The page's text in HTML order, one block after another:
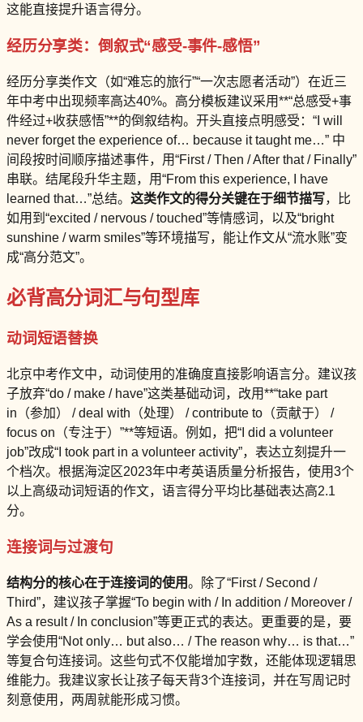
这能直接提升语言得分。
经历分享类：倒叙式“感受-事件-感悟”
经历分享类作文（如“难忘的旅行”“一次志愿者活动”）在近三
年中考中出现频率高达40%。高分模板建议采用**“总感受+事
件经过+收获感悟”**的倒叙结构。开头直接点明感受：“I will
never forget the experience of… because it taught me…” 中
间段按时间顺序描述事件，用“First / Then / After that / Finally”
串联。结尾段升华主题，用“From this experience, I have
learned that…”总结。 这类作文的得分关键在于细节描写，比
如用到“excited / nervous / touched”等情感词，以及“bright
sunshine / warm smiles”等环境描写，能让作文从“流水账”变
成“高分范文”。
必背高分词汇与句型库
动词短语替换
北京中考作文中，动词使用的准确度直接影响语言分。建议孩
子放弃“do / make / have”这类基础动词，改用**“take part
in（参加） / deal with（处理） / contribute to（贡献于） /
focus on（专注于）”**等短语。例如，把“I did a volunteer
job”改成“I took part in a volunteer activity”，表达立刻提升一
个档次。根据海淀区2023年中考英语质量分析报告，使用3个
以上高级动词短语的作文，语言得分平均比基础表达高2.1
分。
连接词与过渡句
结构分的核心在于连接词的使用。除了“First / Second /
Third”，建议孩子掌握“To begin with / In addition / Moreover /
As a result / In conclusion”等更正式的表达。更重要的是，要
学会使用“Not only… but also… / The reason why… is that…”
等复合句连接词。这些句式不仅能增加字数，还能体现逻辑思
维能力。我建议家长让孩子每天背3个连接词，并在写周记时
刻意使用，两周就能形成习惯。